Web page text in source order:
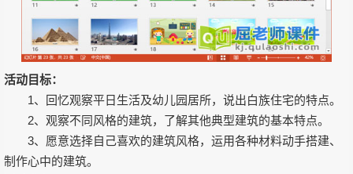
活动目标：
1、回忆观察平日生活及幼儿园居所，说出白族住宅的特点。
2、观察不同风格的建筑，了解其他典型建筑的基本特点。
3、愿意选择自己喜欢的建筑风格，运用各种材料动手搭建、
制作心中的建筑。